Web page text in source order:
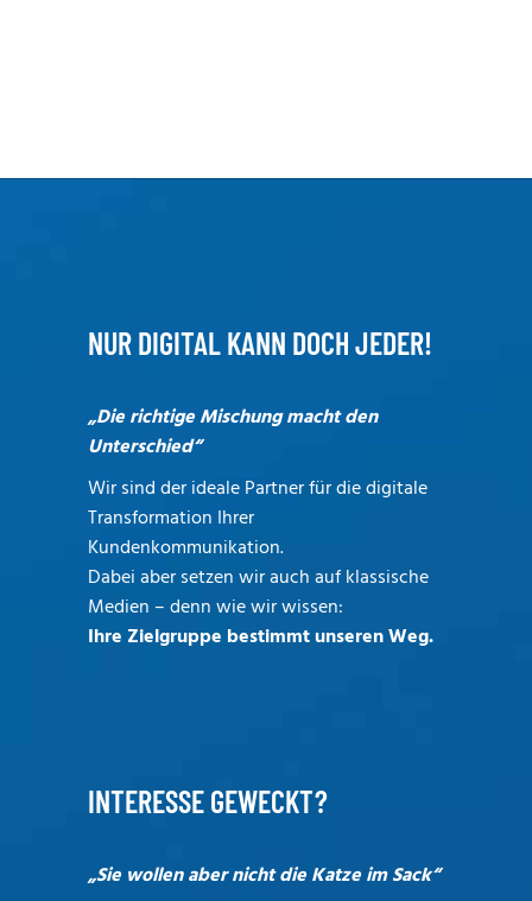
NUR DIGITAL KANN DOCH JEDER!
„Die richtige Mischung macht den
Unterschied“
Wir sind der ideale Partner für die digitale
Transformation Ihrer
Kundenkommunikation.
Dabei aber setzen wir auch auf klassische
Medien – denn wie wir wissen:
Ihre Zielgruppe bestimmt unseren Weg.
INTERESSE GEWECKT?
„Sie wollen aber nicht die Katze im Sack“